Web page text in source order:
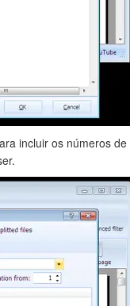
incluir os números